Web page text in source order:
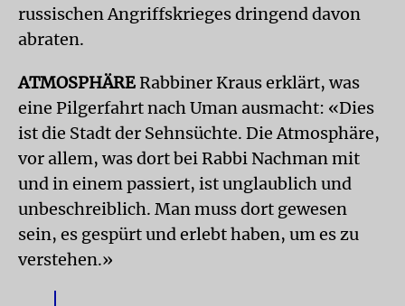
russischen Angriffskrieges dringend davon
abraten.
ATMOSPHÄRERabbiner Kraus erklärt, was
eine Pilgerfahrt nach Uman ausmacht: «Dies
ist die Stadt der Sehnsüchte. Die Atmosphäre,
vor allem, was dort bei Rabbi Nachman mit
und in einem passiert, ist unglaublich und
unbeschreiblich. Man muss dort gewesen
sein, es gespürt und erlebt haben, um es zu
verstehen.»